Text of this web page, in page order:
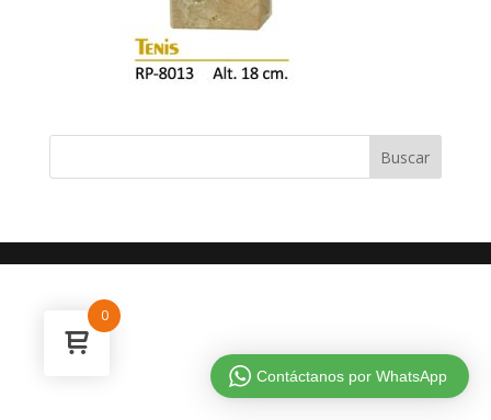
0
Contáctanos por WhatsApp